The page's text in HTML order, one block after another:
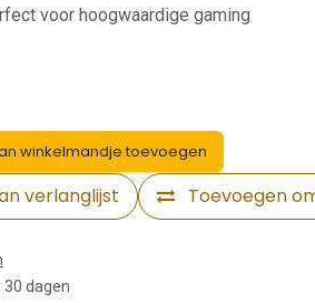
voor hoogwaardige gaming
winkelmandje toevoegen
Toevoegen
verlanglijst
dagen